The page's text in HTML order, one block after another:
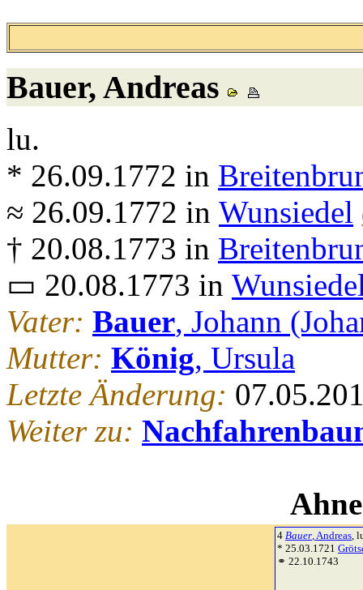
Bauer, Andreas
lu.
* 26.09.1772 in
≈ 26.09.1772 in Wunsiedel
† 20.08.1773 in
▭ 20.08.1773 in
Vater: Bauer, Johann
Mutter: König, Ursula
Letzte Änderung:
Weiter zu:
4 Bauer, Andreas,
* 25.03.1721
⚭ 22.10.1743